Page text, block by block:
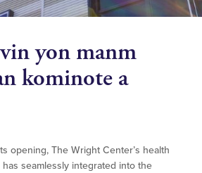
yon manm
kominote a
opening, The Wright Center’s health
seamlessly integrated into the